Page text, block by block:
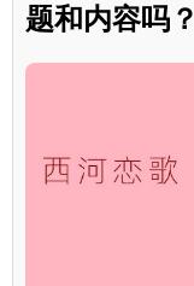
题和内容吗？